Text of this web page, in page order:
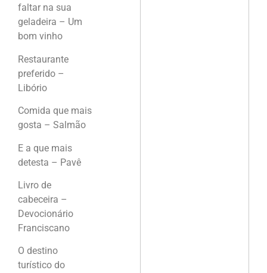
faltar na sua
geladeira – Um
bom vinho
Restaurante
preferido –
Libório
Comida que mais
gosta – Salmão
E a que mais
detesta – Pavê
Livro de
cabeceira –
Devocionário
Franciscano
O destino
turístico do